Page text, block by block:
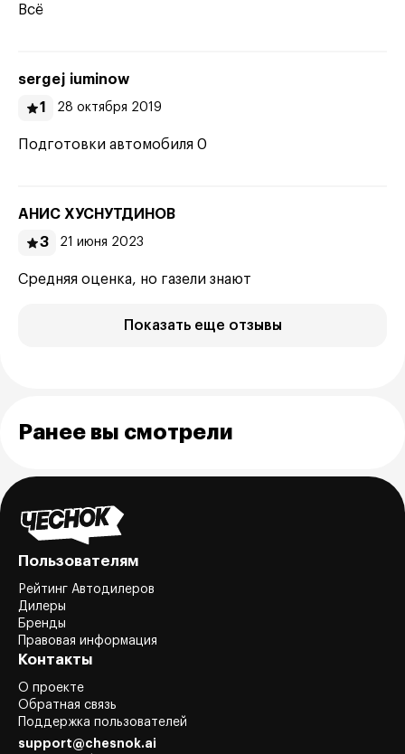
Всё
sergej iuminow
1
28 октября 2019
Подготовки автомобиля 0
АНИС ХУСНУТДИНОВ
3
21 июня 2023
Средняя оценка, но газели знают
Показать еще отзывы
Ранее вы смотрели
Пользователям
Рейтинг Автодилеров
Дилеры
Бренды
Правовая информация
Контакты
О проекте
Обратная связь
Поддержка пользователей
support@chesnok.ai